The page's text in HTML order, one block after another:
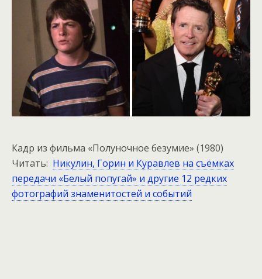
Кадр из фильма «Полуночное безумие» (1980)
Читать: Никулин, Горин и Куравлев на съёмках
передачи «Белый попугай» и другие 12 редких
фотографий знаменитостей и событий